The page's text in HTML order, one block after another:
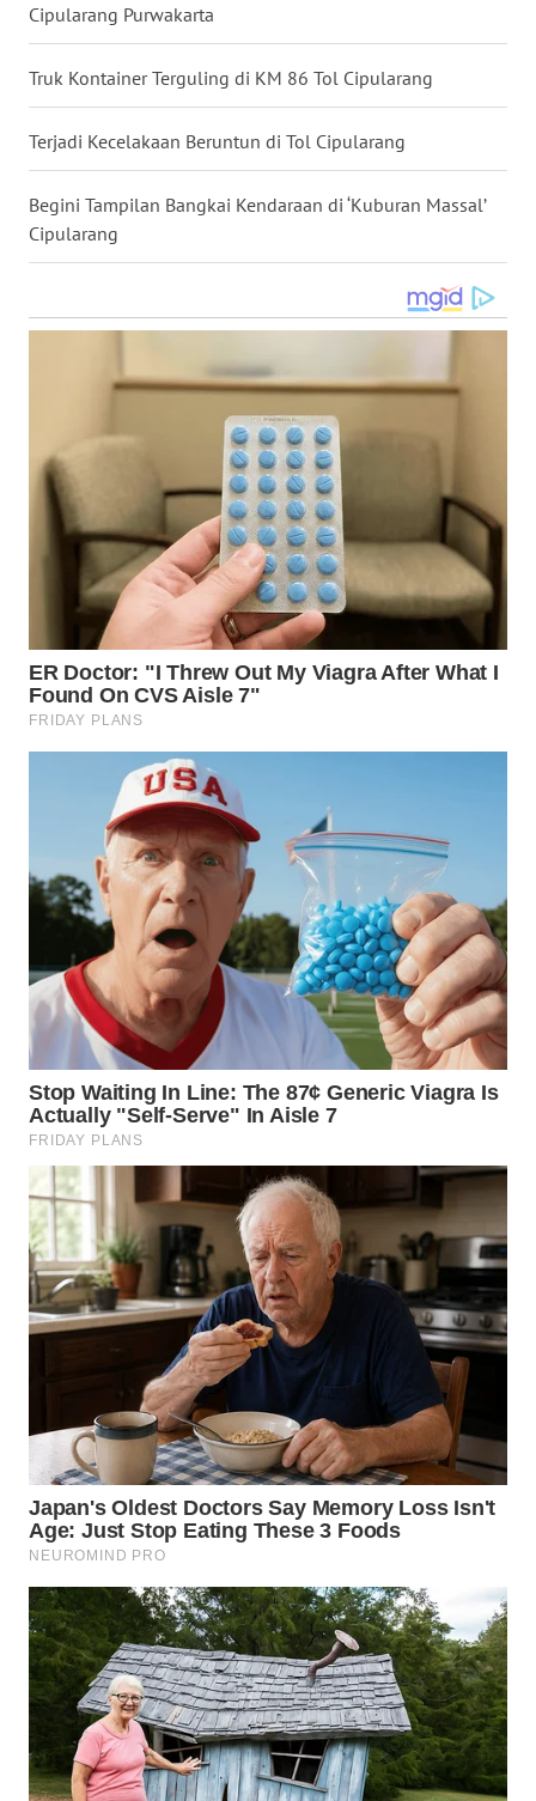
Cipularang Purwakarta
Truk Kontainer Terguling di KM 86 Tol Cipularang
Terjadi Kecelakaan Beruntun di Tol Cipularang
Begini Tampilan Bangkai Kendaraan di ‘Kuburan Massal’
Cipularang
JOGJA
WN
JATIM
BALI
WN
KALTENG
KALTARA
WN
KALSEL
SULSEL
WN
GORONTALO
WN
SULUT
WN
MALUKU
WN
MALUT
WN
DAIRI
WN
WN
LANGKAT
WN
TAPANULI
SELATAN
WN
TANJUNG